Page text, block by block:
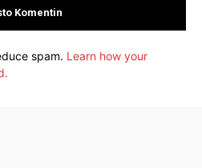
spam. Learn how your